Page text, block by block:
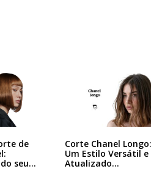
de
seu…
Corte Chanel Longo:
Um Estilo Versátil e
Atualizado…